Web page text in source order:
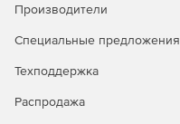
Производители
Специальные предложения
Техподдержка
Распродажа